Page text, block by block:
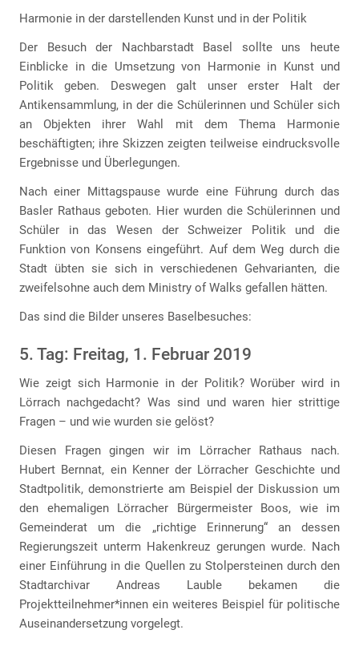
Harmonie in der darstellenden Kunst und in der Politik
Der Besuch der Nachbarstadt Basel sollte uns heute
Einblicke in die Umsetzung von Harmonie in Kunst und
Politik geben. Deswegen galt unser erster Halt der
Antikensammlung, in der die Schülerinnen und Schüler sich
an Objekten ihrer Wahl mit dem Thema Harmonie
beschäftigten; ihre Skizzen zeigten teilweise eindrucksvolle
Ergebnisse und Überlegungen.
Nach einer Mittagspause wurde eine Führung durch das
Basler Rathaus geboten. Hier wurden die Schülerinnen und
Schüler in das Wesen der Schweizer Politik und die
Funktion von Konsens eingeführt. Auf dem Weg durch die
Stadt übten sie sich in verschiedenen Gehvarianten, die
zweifelsohne auch dem Ministry of Walks gefallen hätten.
Das sind die Bilder unseres Baselbesuches:
5. Tag: Freitag, 1. Februar 2019
Wie zeigt sich Harmonie in der Politik? Worüber wird in
Lörrach nachgedacht? Was sind und waren hier strittige
Fragen – und wie wurden sie gelöst?
Diesen Fragen gingen wir im Lörracher Rathaus nach.
Hubert Bernnat, ein Kenner der Lörracher Geschichte und
Stadtpolitik, demonstrierte am Beispiel der Diskussion um
den ehemaligen Lörracher Bürgermeister Boos, wie im
Gemeinderat um die „richtige Erinnerung“ an dessen
Regierungszeit unterm Hakenkreuz gerungen wurde. Nach
einer Einführung in die Quellen zu Stolpersteinen durch den
Stadtarchivar Andreas Lauble bekamen die
Projektteilnehmer*innen ein weiteres Beispiel für politische
Auseinandersetzung vorgelegt.